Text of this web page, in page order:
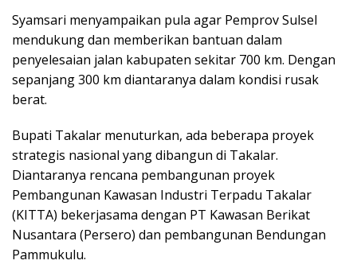
Syamsari menyampaikan pula agar Pemprov Sulsel
mendukung dan memberikan bantuan dalam
penyelesaian jalan kabupaten sekitar 700 km. Dengan
sepanjang 300 km diantaranya dalam kondisi rusak
berat.
Bupati Takalar menuturkan, ada beberapa proyek
strategis nasional yang dibangun di Takalar.
Diantaranya rencana pembangunan proyek
Pembangunan Kawasan Industri Terpadu Takalar
(KITTA) bekerjasama dengan PT Kawasan Berikat
Nusantara (Persero) dan pembangunan Bendungan
Pammukulu.